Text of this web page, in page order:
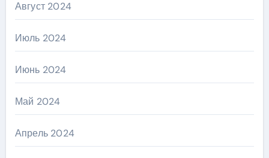
Август 2024
Июль 2024
Июнь 2024
Май 2024
Апрель 2024